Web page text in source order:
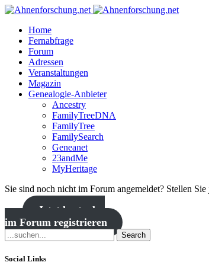
Home
Fernabfrage
Forum
Adressen
Veranstaltungen
Magazin
Genealogie-Anbieter
Ancestry
FamilyTreeDNA
FamilyTree
FamilySearch
Geneanet
23andMe
MyHeritage
Sie sind noch nicht im Forum angemeldet? Stellen
Jetzt kostenlos
im Forum registrieren
Search
Social Links